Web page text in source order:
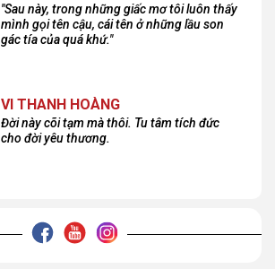
"Sau này, trong những giấc mơ tôi luôn thấy
mình gọi tên cậu, cái tên ở những lầu son
gác tía của quá khứ."
VI THANH HOÀNG
Đời này cõi tạm mà thôi. Tu tâm tích đức
cho đời yêu thương.